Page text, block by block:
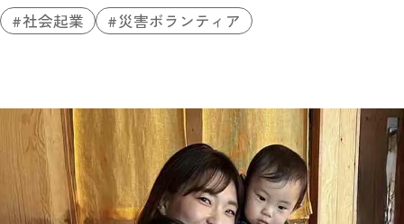
社会起業 災害ボランティア